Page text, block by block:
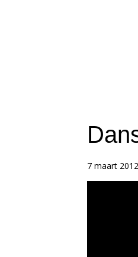
7 maart 2012